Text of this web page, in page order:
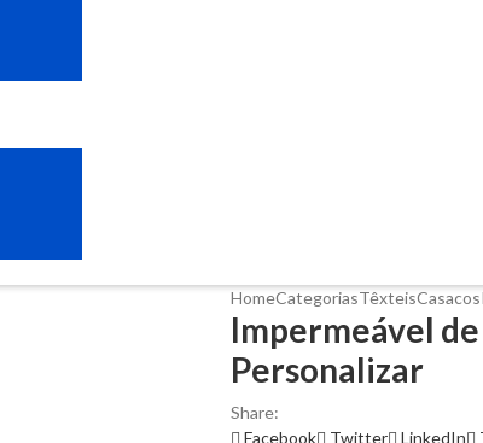
HomeCategoriasTêxteisCasacos
Impermeável
Personalizar
Share:
Facebook
Twitter LinkedIn